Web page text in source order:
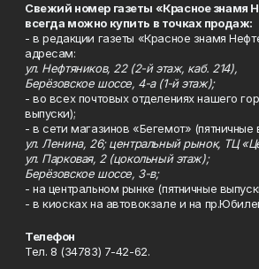
Свежий номер газеты «Красное знамя
всегда можно купить в точках продаж:
- в редакции газеты «Красное знамя
адресам:
ул. Нефтяников, 22 (2-й этаж, каб. 214),
Берёзовское шоссе, 4-а (1-й этаж);
- во всех почтовых отделениях нашего
выпуски);
- в сети магазинов «Бегемот» (пятничные
ул. Ленина, 26; центральный рынок, ТЦ
ул. Парковая, 2 (цокольный этаж);
Берёзовское шоссе, 3-в;
- на центральном рынке (пятничные
- в киосках на автовокзале и на
Телефон
Тел. 8 (34783) 7-42-62.